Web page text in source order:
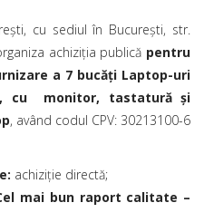
cu sediul în Bucureşti, str.
achiziţia publică pentru
a 7 bucăți Laptop-uri
cu monitor, tastatură și
, având codul CPV: 30213100-6
achiziție directă;
mai bun raport calitate –